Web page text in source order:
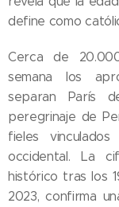
define como
Cerca de
semana los
separan París
peregrinaje de
fieles
occidental. La
histórico tras los
2023, confirma